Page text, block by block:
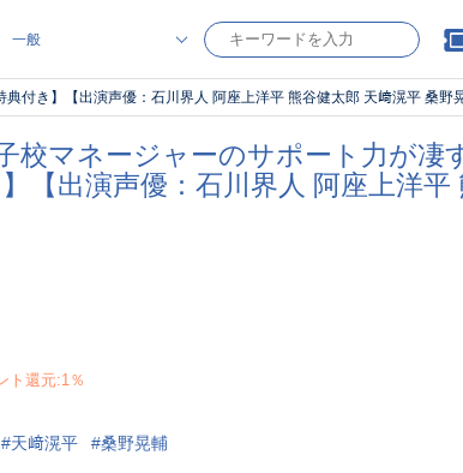
付き】【出演声優：石川界人 阿座上洋平 熊谷健太郎 天﨑滉平 桑野晃
校マネージャーのサポート力が凄
【出演声優：石川界人 阿座上洋平
ト還元:1％
天﨑滉平 桑野晃輔